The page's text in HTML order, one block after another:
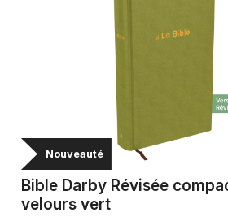
Nouveauté
Bible Darby Révisée
velours vert